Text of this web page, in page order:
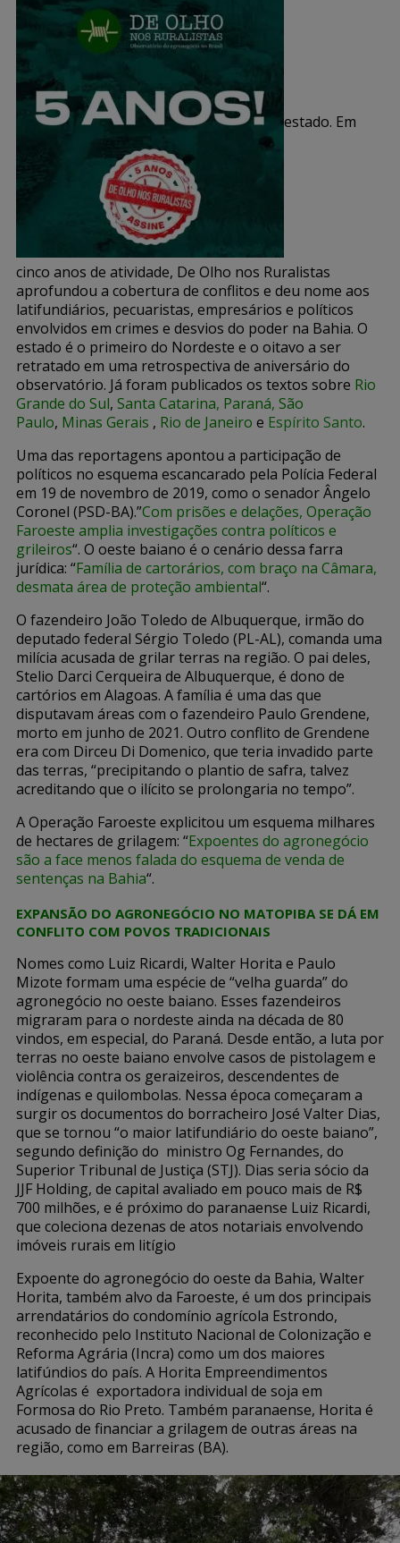
estado. Em
cinco anos de atividade, De Olho nos Ruralistas
aprofundou a cobertura de conflitos e deu nome aos
latifundiários, pecuaristas, empresários e políticos
envolvidos em crimes e desvios do poder na Bahia. O
estado é o primeiro do Nordeste e o oitavo a ser
retratado em uma retrospectiva de aniversário do
observatório. Já foram publicados os textos sobre Rio
Grande do Sul, Santa Catarina, Paraná, São
Paulo, Minas Gerais , Rio de Janeiro e Espírito Santo.
Uma das reportagens apontou a participação de
políticos no esquema escancarado pela Polícia Federal
em 19 de novembro de 2019, como o senador Ângelo
Coronel (PSD-BA).”Com prisões e delações, Operação
Faroeste amplia investigações contra políticos e
grileiros“. O oeste baiano é o cenário dessa farra
jurídica: “Família de cartorários, com braço na Câmara,
desmata área de proteção ambiental“.
O fazendeiro João Toledo de Albuquerque, irmão do
deputado federal Sérgio Toledo (PL-AL), comanda uma
milícia acusada de grilar terras na região. O pai deles,
Stelio Darci Cerqueira de Albuquerque, é dono de
cartórios em Alagoas. A família é uma das que
disputavam áreas com o fazendeiro Paulo Grendene,
morto em junho de 2021. Outro conflito de Grendene
era com Dirceu Di Domenico, que teria invadido parte
das terras, “precipitando o plantio de safra, talvez
acreditando que o ilícito se prolongaria no tempo”.
A Operação Faroeste explicitou um esquema milhares
de hectares de grilagem: “Expoentes do agronegócio
são a face menos falada do esquema de venda de
sentenças na Bahia“.
EXPANSÃO DO AGRONEGÓCIO NO MATOPIBA SE DÁ EM
CONFLITO COM POVOS TRADICIONAIS
Nomes como Luiz Ricardi, Walter Horita e Paulo
Mizote formam uma espécie de “velha guarda” do
agronegócio no oeste baiano. Esses fazendeiros
migraram para o nordeste ainda na década de 80
vindos, em especial, do Paraná. Desde então, a luta por
terras no oeste baiano envolve casos de pistolagem e
violência contra os geraizeiros, descendentes de
indígenas e quilombolas. Nessa época começaram a
surgir os documentos do borracheiro José Valter Dias,
que se tornou “o maior latifundiário do oeste baiano”,
segundo definição do ministro Og Fernandes, do
Superior Tribunal de Justiça (STJ). Dias seria sócio da
JJF Holding, de capital avaliado em pouco mais de R$
700 milhões, e é próximo do paranaense Luiz Ricardi,
que coleciona dezenas de atos notariais envolvendo
imóveis rurais em litígio
Expoente do agronegócio do oeste da Bahia, Walter
Horita, também alvo da Faroeste, é um dos principais
arrendatários do condomínio agrícola Estrondo,
reconhecido pelo Instituto Nacional de Colonização e
Reforma Agrária (Incra) como um dos maiores
latifúndios do país. A Horita Empreendimentos
Agrícolas é exportadora individual de soja em
Formosa do Rio Preto. Também paranaense, Horita é
acusado de financiar a grilagem de outras áreas na
região, como em Barreiras (BA).